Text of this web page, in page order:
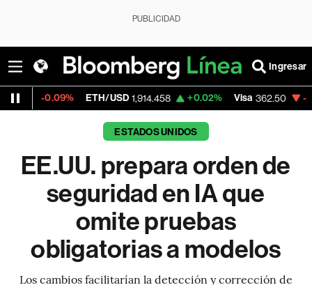
PUBLICIDAD
Ingresar
ETH/USD 1,914.458 +0.02% Visa 362.50 -2.15%
ESTADOS UNIDOS
EE.UU. prepara orden de
seguridad en IA que
omite pruebas
obligatorias a modelos
Los cambios facilitarían la detección y corrección de